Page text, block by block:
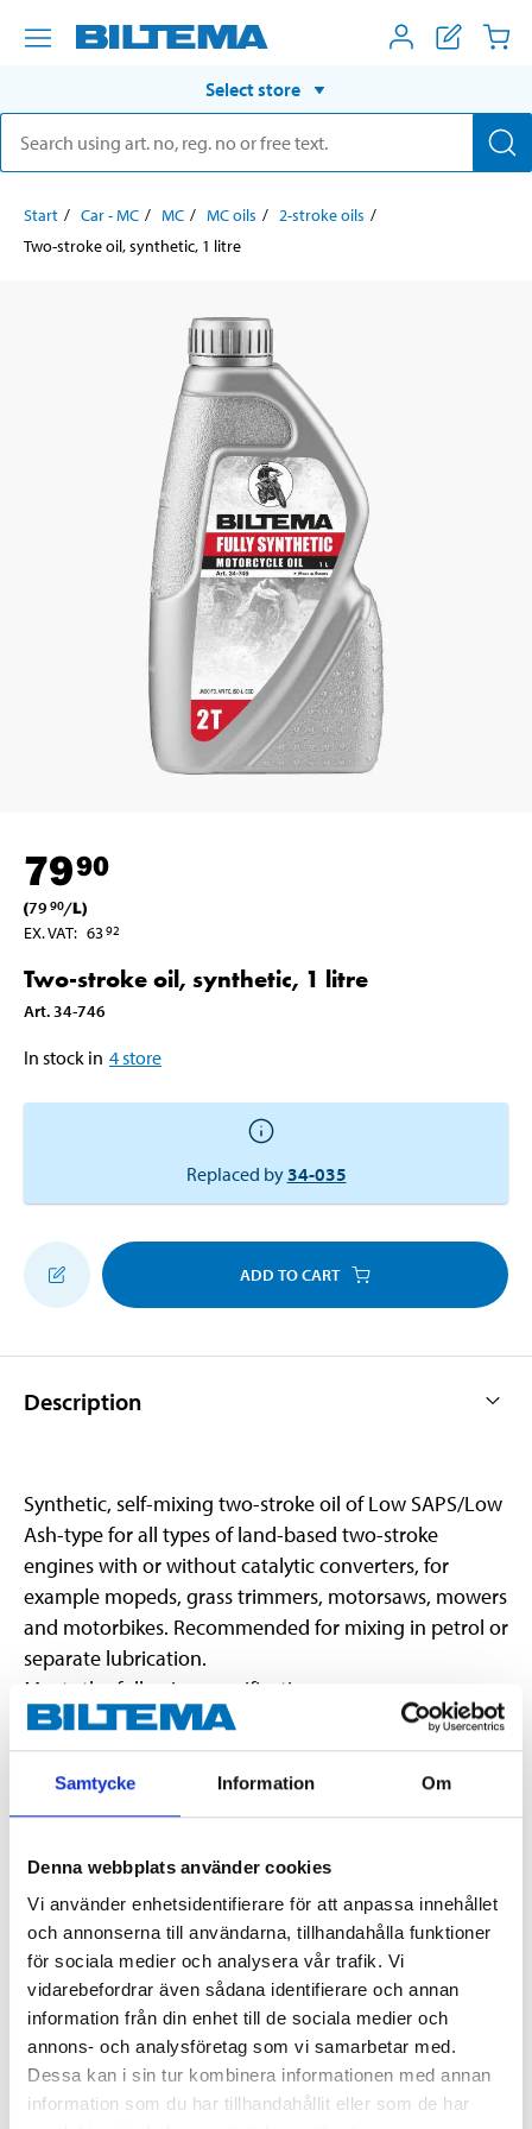
Samtycke Information Om
Denna webbplats använder cookies
Vi använder enhetsidentifierare för att anpassa innehållet
och annonserna till användarna, tillhandahålla funktioner
för sociala medier och analysera vår trafik. Vi
vidarebefordrar även sådana identifierare och annan
information från din enhet till de sociala medier och
annons- och analysföretag som vi samarbetar med.
Dessa kan i sin tur kombinera informationen med annan
information som du har tillhandahållit eller som de har
Select store
Start Car - MC MC MC oils
2-stroke oils
Two-stroke oil, synthetic, 1 litre
7990
(79 90/L)
EX. VAT: 6392
Two-stroke oil, synthetic, 1 litre
Art. 34-746
In stock in 4store
Replaced by34-035
ADD TO CART
Description
Synthetic, self-mixing two-stroke oil of Low SAPS/Low
Ash-type for all types of land-based two-stroke
engines with or without catalytic converters, for
example mopeds, grass trimmers, motorsaws, mowers
and motorbikes. Recommended for mixing in petrol or
separate lubrication.
Meets the following specifications:
ISO L-EGB
JASO FB/FD
API TC
EUH210 Safety data sheet available on request.
Technical specifications
Volume 1 l